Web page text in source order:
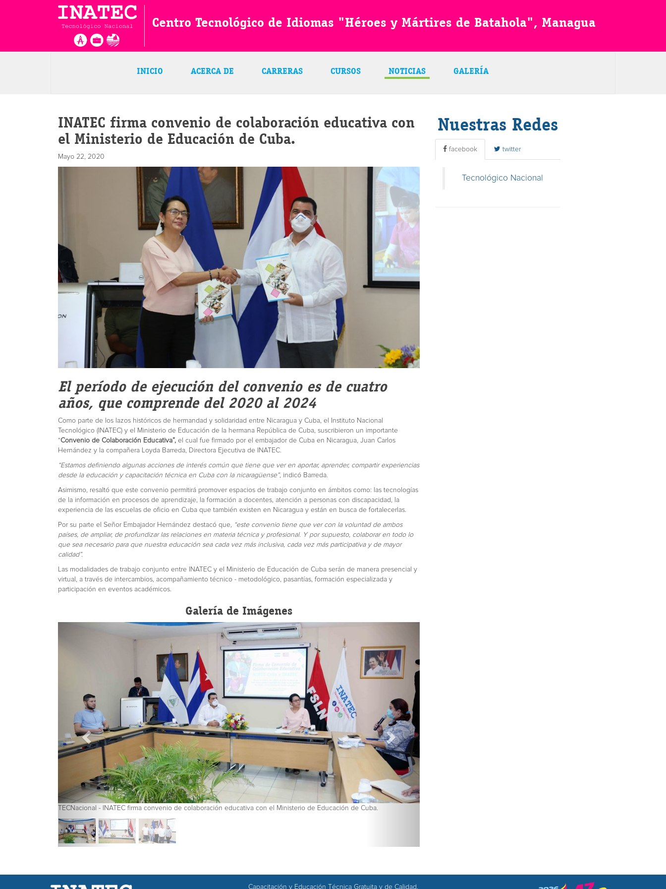
Centro Tecnológico de Idiomas "Héroes y Mártires de Batahola", Managua
INICIO ACERCA DE CARRERAS CURSOS NOTICIAS GALERÍA
INATEC firma convenio de colaboración educativa con
el Ministerio de Educación de Cuba.
Mayo 22, 2020
El período de ejecución del convenio es de cuatro
años, que comprende del 2020 al 2024
Como parte de los lazos históricos de hermandad y solidaridad entre Nicaragua y Cuba, el Instituto Nacional
Tecnológico (INATEC) y el Ministerio de Educación de la hermana República de Cuba, suscribieron un importante
“Convenio de Colaboración Educativa”, el cual fue firmado por el embajador de Cuba en Nicaragua, Juan Carlos
Hernández y la compañera Loyda Barreda, Directora Ejecutiva de INATEC.
“Estamos definiendo algunas acciones de interés común que tiene que ver en aportar, aprender, compartir experiencias
desde la educación y capacitación técnica en Cuba con la nicaragüense”, indicó Barreda.
Asimismo, resaltó que este convenio permitirá promover espacios de trabajo conjunto en ámbitos como: las tecnologías
de la información en procesos de aprendizaje, la formación a docentes, atención a personas con discapacidad, la
experiencia de las escuelas de oficio en Cuba que también existen en Nicaragua y están en busca de fortalecerlas.
Por su parte el Señor Embajador Hernández destacó que, “este convenio tiene que ver con la voluntad de ambos
países, de ampliar, de profundizar las relaciones en materia técnica y profesional. Y por supuesto, colaborar en todo lo
que sea necesario para que nuestra educación sea cada vez más inclusiva, cada vez más participativa y de mayor
calidad”.
Las modalidades de trabajo conjunto entre INATEC y el Ministerio de Educación de Cuba serán de manera presencial y
virtual, a través de intercambios, acompañamiento técnico - metodológico, pasantías, formación especializada y
participación en eventos académicos.
Galería de Imágenes
TECNacional - INATEC firma convenio de colaboración educativa con el Ministerio de Educación de Cuba.
Nuestras Redes
facebook twitter
Tecnológico Nacional
Capacitación y Educación Técnica Gratuita y de Calidad.